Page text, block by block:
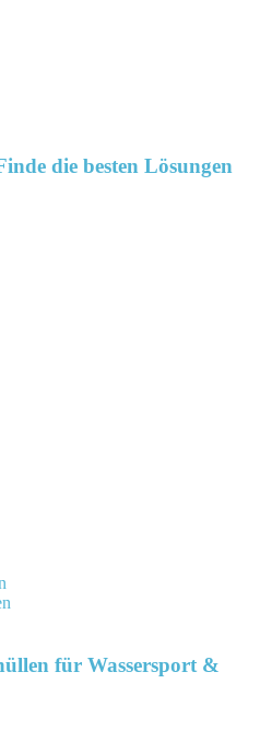
die besten Lösungen
für Wassersport &